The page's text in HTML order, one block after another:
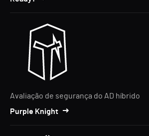
Avaliação de segurança do AD híbrido
Purple Knight